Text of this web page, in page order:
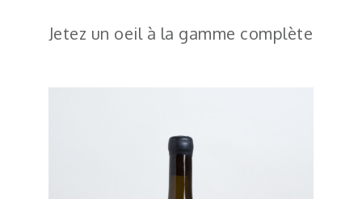
Jetez un oeil à la gamme complète